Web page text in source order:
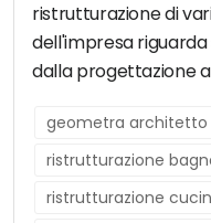
ristrutturazione di
dell'impresa
dalla progettazione
geometra architetto
ristrutturazione
ristrutturazione